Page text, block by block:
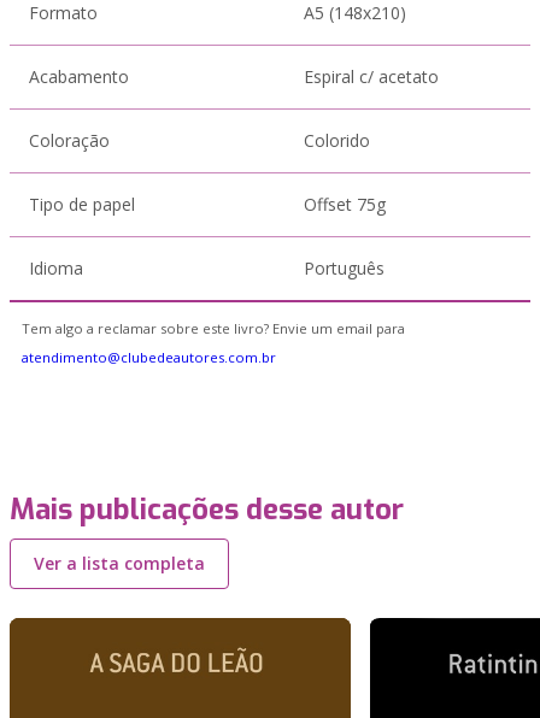
Formato A5 (148x210)
Acabamento Espiral c/ acetato
Coloração Colorido
Tipo de papel Offset 75g
Idioma Português
Tem algo a reclamar sobre este livro? Envie um email para
atendimento@clubedeautores.com.br
Mais publicações desse autor
Ver a lista completa